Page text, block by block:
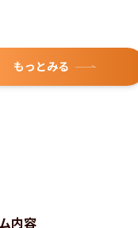
もっとみる
内容